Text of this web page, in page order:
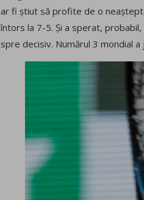
ar fi știut să profite de o
întors la 7-5. Și a sperat,
spre decisiv. Numărul 3 mondial